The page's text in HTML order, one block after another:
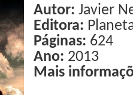
Autor: Javier
Editora:
Páginas: 624
Ano: 2013
Mais